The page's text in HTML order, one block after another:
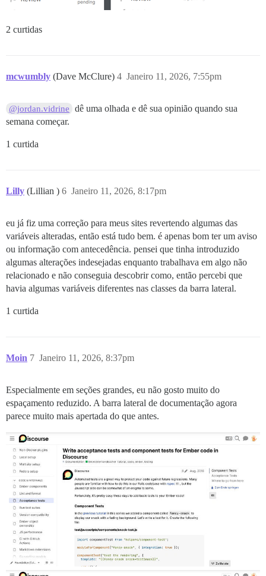
2 curtidas
mcwumbly (Dave McClure) Janeiro 11, 2026, 7:55pm
4
@jordan.vidrine
dê uma olhada e dê sua opinião quando sua
semana começar.
1 curtida
Lilly (Lillian ) Janeiro 11, 2026, 8:17pm
6
eu já fiz uma correção para meus sites revertendo algumas das
variáveis alteradas, então está tudo bem. é apenas bom ter um aviso
ou informação com antecedência. pensei que tinha introduzido
algumas alterações indesejadas enquanto trabalhava em algo não
relacionado e não conseguia descobrir como, então percebi que
havia algumas variáveis diferentes nas classes da barra lateral.
1 curtida
Moin Janeiro 11, 2026, 8:37pm
7
Especialmente em seções grandes, eu não gosto muito do
espaçamento reduzido. A barra lateral de documentação agora
parece muito mais apertada do que antes.